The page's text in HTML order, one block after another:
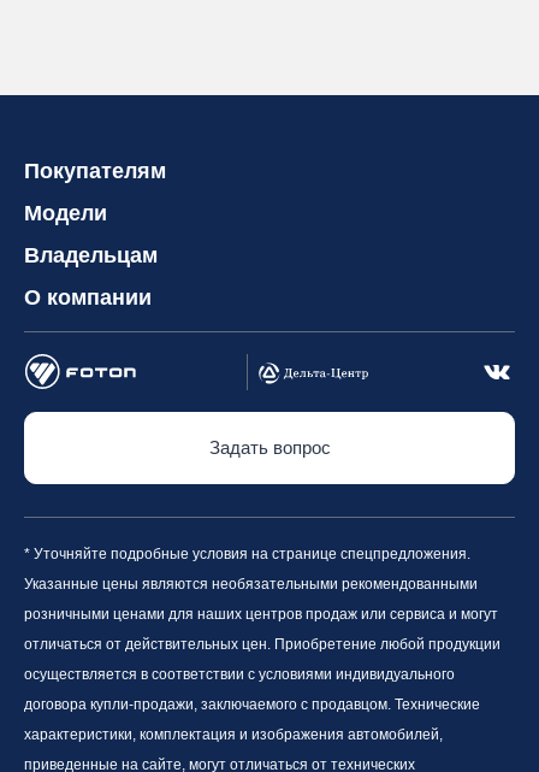
Покупателям
Модели
Владельцам
О компании
Задать вопрос
* Уточняйте подробные условия на странице спецпредложения.
Указанные цены являются необязательными рекомендованными
розничными ценами для наших центров продаж или сервиса и могут
отличаться от действительных цен. Приобретение любой продукции
осуществляется в соответствии с условиями индивидуального
договора купли-продажи, заключаемого с продавцом. Технические
характеристики, комплектация и изображения автомобилей,
приведенные на сайте, могут отличаться от технических